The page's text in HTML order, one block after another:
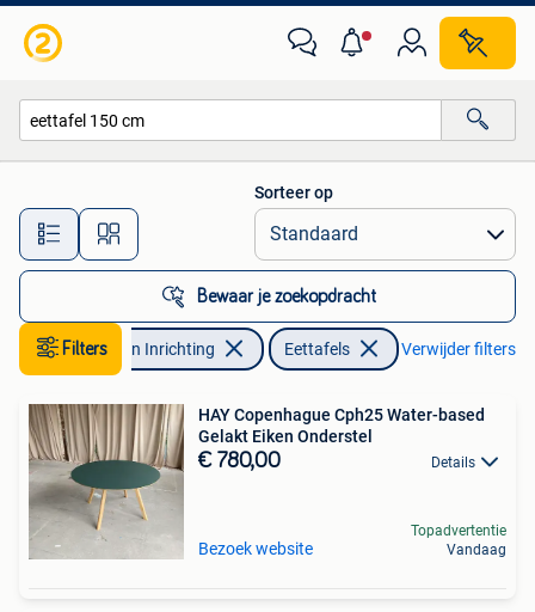
Alle afstanden…
Sorteer op
Bewaar je zoekopdracht
FiltersHuis en Inrichting Eettafels Verwijder filters
HAY Copenhague Cph25 Water-based
Gelakt Eiken Onderstel
€ 780,00 Details
Bezoek website
Topadvertentie
Vandaag